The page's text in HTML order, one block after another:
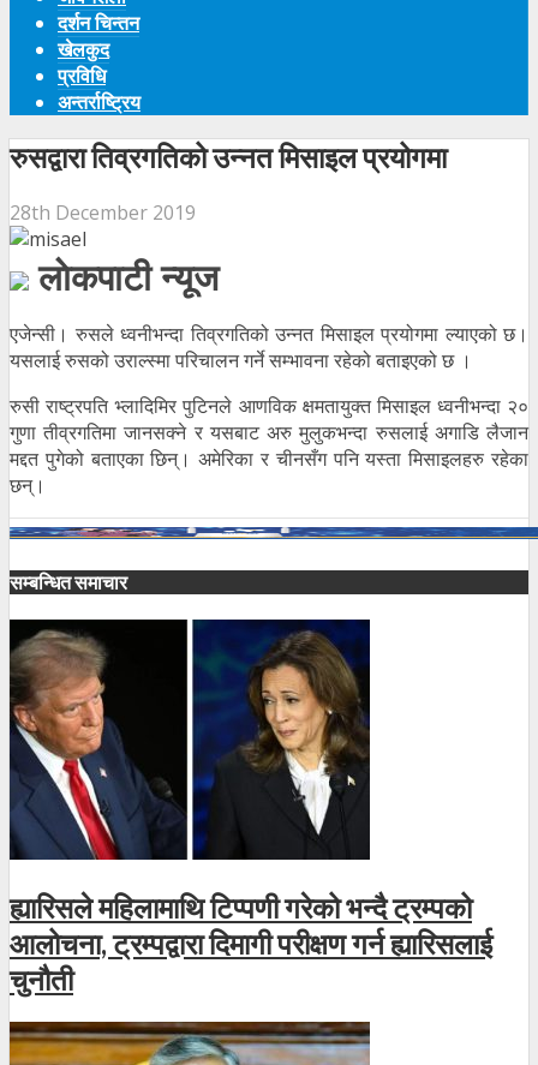
दर्शन चिन्तन
खेलकुद
प्रविधि
अन्तर्राष्ट्रिय
रुसद्वारा तिव्रगतिको उन्नत मिसाइल प्रयोगमा
28th December 2019
लाेकपाटी न्यूज
एजेन्सी। रुसले ध्वनीभन्दा तिव्रगतिको उन्नत मिसाइल प्रयोगमा ल्याएको छ।
यसलाई रुसको उराल्स्मा परिचालन गर्ने सम्भावना रहेको बताइएको छ ।
रुसी राष्ट्रपति भ्लादिमिर पुटिनले आणविक क्षमतायुक्त मिसाइल ध्वनीभन्दा २०
गुणा तीव्रगतिमा जानसक्ने र यसबाट अरु मुलुकभन्दा रुसलाई अगाडि लैजान
मद्दत पुगेको बताएका छिन्। अमेरिका र चीनसँग पनि यस्ता मिसाइलहरु रहेका
छन्।
सम्बन्धित समाचार
ह्यारिसले महिलामाथि टिप्पणी गरेको भन्दै ट्रम्पको
आलोचना, ट्रम्पद्वारा दिमागी परीक्षण गर्न ह्यारिसलाई
चुनौती